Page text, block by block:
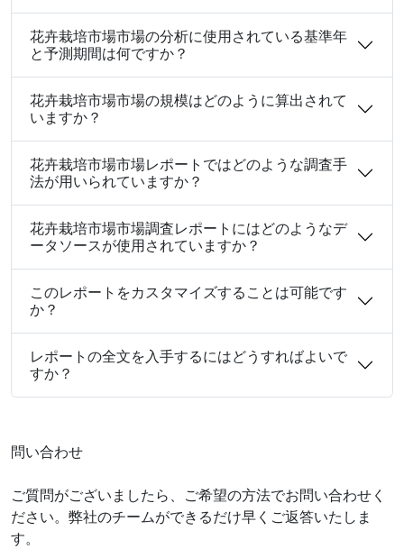
花卉栽培市場市場の分析に使用されている基準年
と予測期間は何ですか？
花卉栽培市場市場の規模はどのように算出されて
いますか？
花卉栽培市場市場レポートではどのような調査手
法が用いられていますか？
花卉栽培市場市場調査レポートにはどのようなデ
ータソースが使用されていますか？
このレポートをカスタマイズすることは可能です
か？
レポートの全文を入手するにはどうすればよいで
すか？
問い合わせ
ご質問がございましたら、ご希望の方法でお問い合わせく
ださい。弊社のチームができるだけ早くご返答いたしま
す。